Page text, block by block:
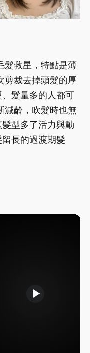
髮救星，特點是薄
剪裁去掉頭髮的厚
髮量多的人都可
減齡，吹髮時也無
型多了活力與動
長的過渡期髮
play_arrow